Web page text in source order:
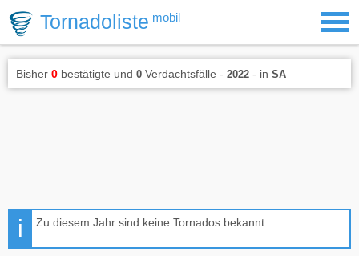
Tornadoliste mobil
Bisher 0 bestätigte und 0 Verdachtsfälle - 2022 - in SA
Zu diesem Jahr sind keine Tornados bekannt.